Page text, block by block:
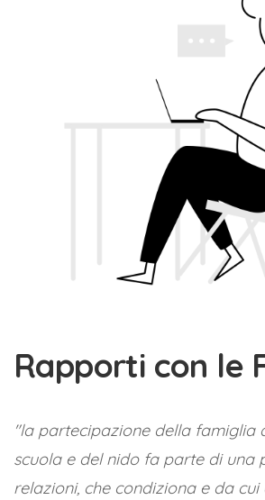
Rapporti con le
"la partecipazione della famiglia
scuola e del nido fa parte di una
relazioni, che condiziona e da